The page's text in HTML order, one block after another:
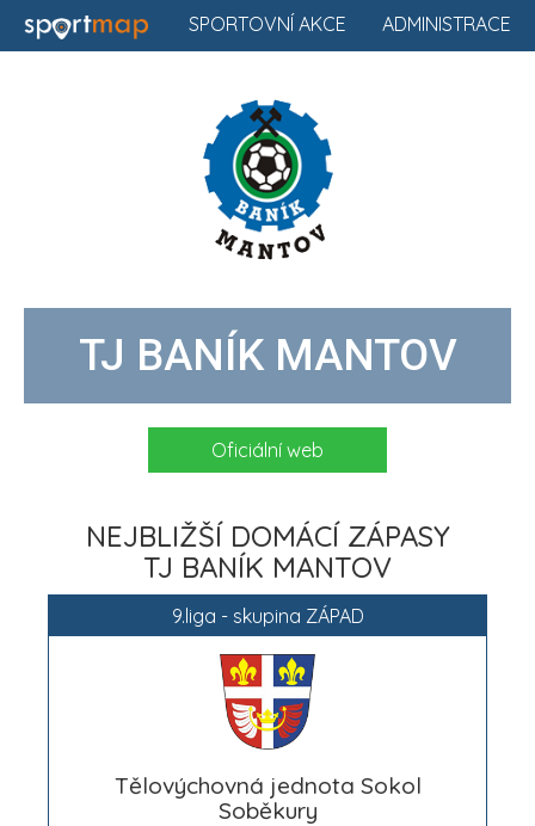
ADMINISTRACE
SPORTOVNÍ AKCE
TJ BANÍK MANTOV
Oficiální web
NEJBLIŽŠÍ DOMÁCÍ ZÁPASY
TJ BANÍK MANTOV
9.liga - skupina ZÁPAD
Tělovýchovná jednota Sokol
Soběkury